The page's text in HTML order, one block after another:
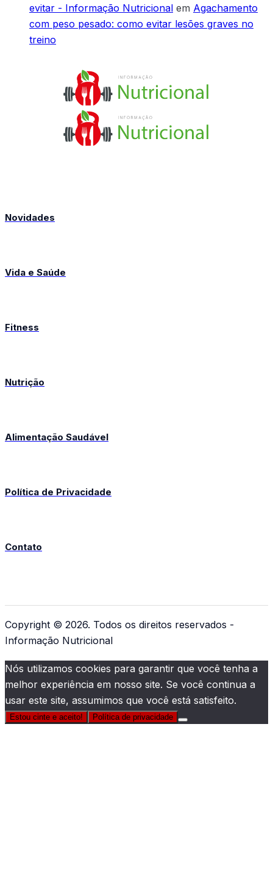
evitar - Informação Nutricional em Agachamento
com peso pesado: como evitar lesões graves no
treino
Novidades
Vida e Saúde
Fitness
Nutrição
Alimentação Saudável
Política de Privacidade
Contato
Copyright © 2026. Todos os direitos reservados -
Informação Nutricional
Nós utilizamos cookies para garantir que você tenha a
melhor experiência em nosso site. Se você continua a
usar este site, assumimos que você está satisfeito.
Estou cinte e aceito! Política de privacidade